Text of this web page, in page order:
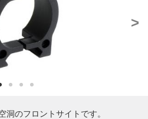
>
洞のフロントサイトです。